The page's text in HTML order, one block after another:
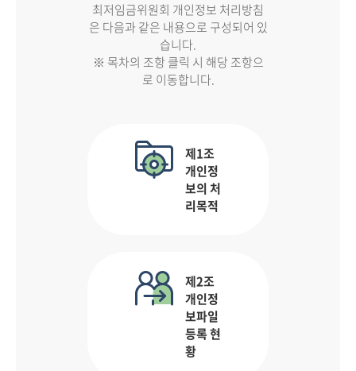
최저임금위원회 개인정보 처리방침
은 다음과 같은 내용으로 구성되어 있
습니다.
※ 목차의 조항 클릭 시 해당 조항으
로 이동합니다.
제1조
개인정
보의 처
리목적
제2조
개인정
보파일
등록 현
황